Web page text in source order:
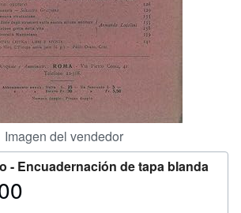
Imagen del vendedor
- Encuadernación de tapa blanda